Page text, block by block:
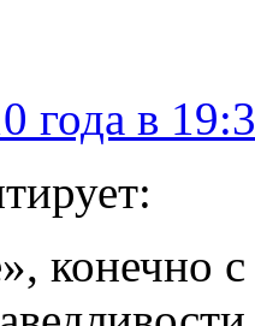
года в
конечно